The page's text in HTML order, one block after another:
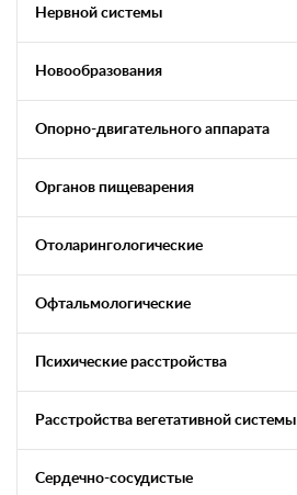
Нервной системы
Новообразования
Опорно-двигательного аппарата
Органов пищеварения
Отоларингологические
Офтальмологические
Психические расстройства
Расстройства вегетативной системы
Сердечно-сосудистые